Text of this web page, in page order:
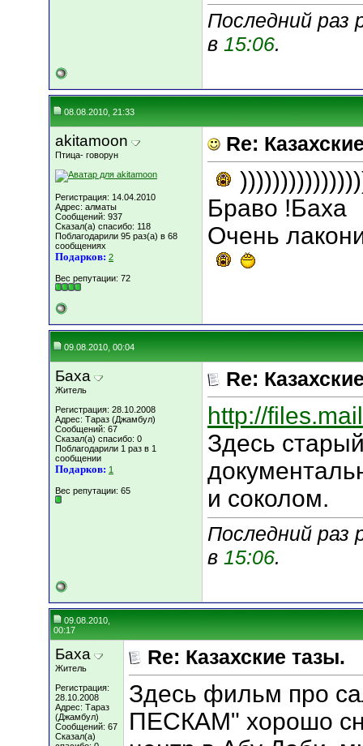
Последний раз
в 15:06.
08.08.2010, 21:33
akitamoon
Птица- говорун
Регистрация: 14.04.2010
Адрес: алматы
Сообщений: 937
Сказал(а) спасибо: 118
Поблагодарили 95 раз(а) в 68
сообщениях
Подарков: 2
Вес репутации: 72
Re:
Браво !Баха
Очень
09.08.2010, 00:04
Баха
Житель
Регистрация: 28.10.2008
Адрес: Тараз (Джамбул)
Сообщений: 67
Сказал(а) спасибо: 0
Поблагодарили 1 раз в 1
сообщении
Подарков: 1
Вес репутации: 65
Re:
http://
Здесь
и соколом.
Последний раз
в 15:06.
09.08.2010,
00:17
Баха
Житель
Регистрация:
28.10.2008
Адрес: Тараз
(Джамбул)
Сообщений: 67
Сказал(а)
Re: Казахские тазы.
Здесь фильм про
ПЕСКАМ" хорошо